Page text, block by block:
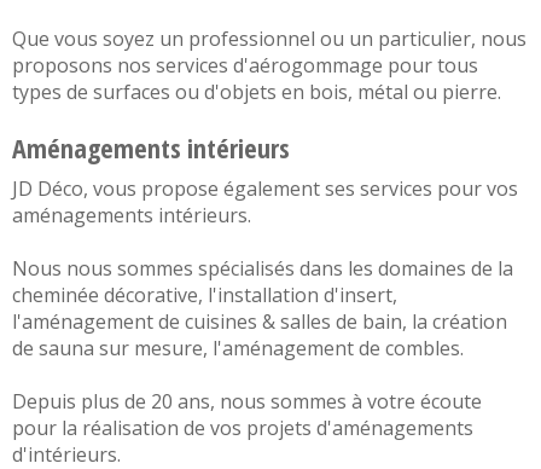
Que vous soyez un professionnel ou un particulier, nous
proposons nos services d'aérogommage pour tous
types de surfaces ou d'objets en bois, métal ou pierre.
Aménagements intérieurs
JD Déco, vous propose également ses services pour vos
aménagements intérieurs.
Nous nous sommes spécialisés dans les domaines de la
cheminée décorative, l'installation d'insert,
l'aménagement de cuisines &salles de bain, la création
de sauna sur mesure, l'aménagement de combles.
Depuis plus de 20 ans, nous sommes à votre écoute
pour la réalisation de vos projets d'aménagements
d'intérieurs.